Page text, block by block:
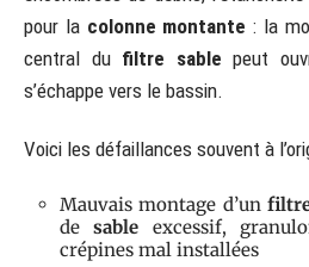
pour la colonne montante : la
central du filtre sable peut
s’échappe vers le bassin.
Voici les défaillances souvent à
Mauvais montage d’un
desable excessif,
crépines mal installées